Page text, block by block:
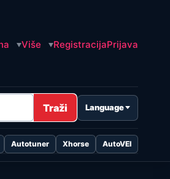
Više RegistracijaPrijava
Traži Language
Autotuner Xhorse AutoVEI